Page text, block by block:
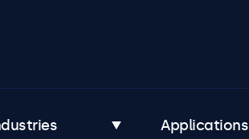
Applications